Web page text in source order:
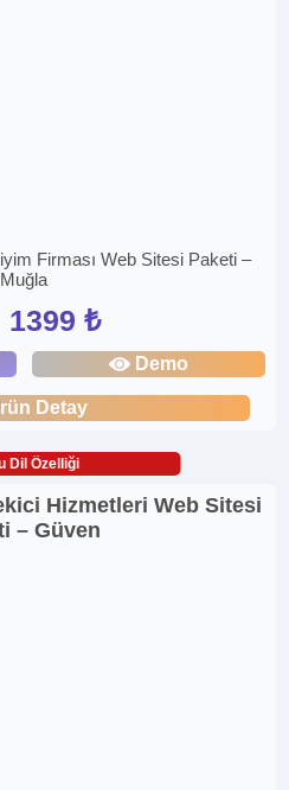
Firması Web Sitesi Paketi –
Muğla
1399 ₺
Demo
Detay
Dil Özelliği